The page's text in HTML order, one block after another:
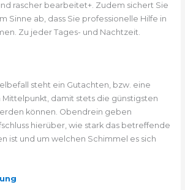
rascher bearbeitet+. Zudem sichert Sie
Sinne ab, dass Sie professionelle Hilfe in
Zu jeder Tages- und Nachtzeit.
steht ein Gutachten, bzw. eine
Mittelpunkt, damit stets die günstigsten
können. Obendrein geben
hierüber, wie stark das betreffende
ist und um welchen Schimmel es sich